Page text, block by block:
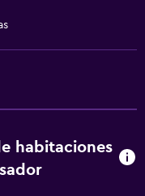
habitaciones